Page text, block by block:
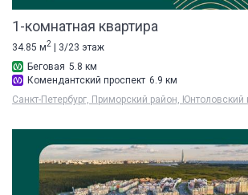
1-комнатная квартира
34.85 м2
| 3/23 этаж
Беговая 5.8 км
Комендантский проспект 6.9 км
Санкт-Петербург, Приморский район, Юнтоловский